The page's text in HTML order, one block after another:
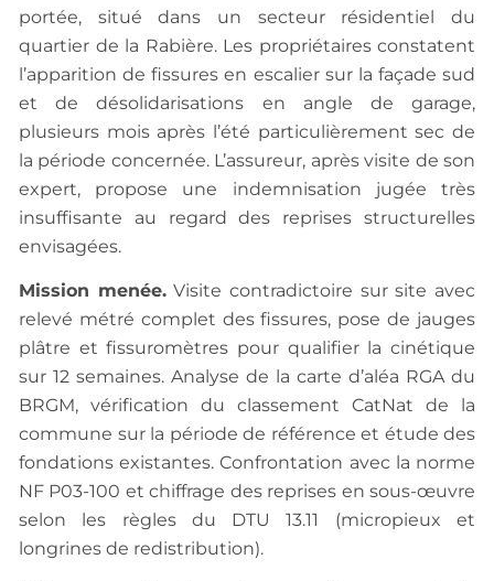
portée, situé dans un secteur résidentiel du
quartier de la Rabière. Les propriétaires constatent
l’apparition de fissures en escalier sur la façade sud
et de désolidarisations en angle de garage,
plusieurs mois après l’été particulièrement sec de
la période concernée. L’assureur, après visite de son
expert, propose une indemnisation jugée très
insuffisante au regard des reprises structurelles
envisagées.
Mission menée.Visite contradictoire sur site avec
relevé métré complet des fissures, pose de jauges
plâtre et fissuromètres pour qualifier la cinétique
sur 12 semaines. Analyse de la carte d’aléa RGA du
BRGM, vérification du classement CatNat de la
commune sur la période de référence et étude des
fondations existantes. Confrontation avec la norme
NF P03-100 et chiffrage des reprises en sous-œuvre
selon les règles du DTU 13.11 (micropieux et
longrines de redistribution).